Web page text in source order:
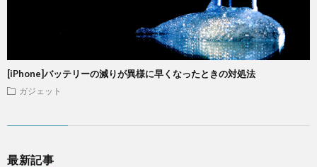
[iPhone]バッテリーの減りが異様に早くなったときの対処法
ガジェット
最新記事